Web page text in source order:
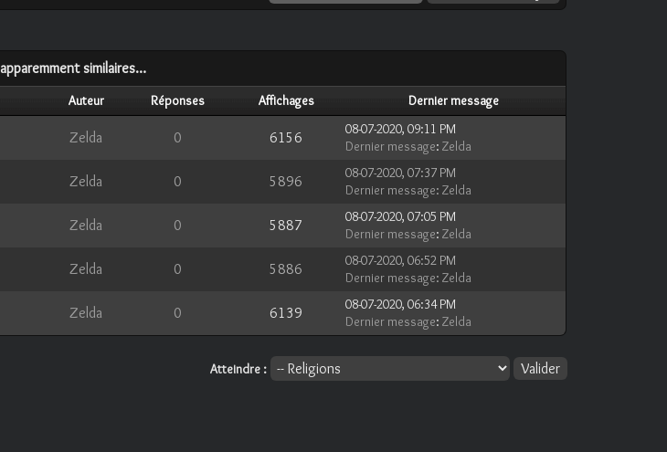
similaires…
Auteur Réponses Affichages Dernier message
Zelda 0 6156
08-07-2020, 09:11 PM
Dernier message:Zelda
Zelda 0 5896
08-07-2020, 07:37 PM
Dernier message:Zelda
Zelda 0 5887
08-07-2020, 07:05 PM
Dernier message:Zelda
Zelda 0 5886
08-07-2020, 06:52 PM
Dernier message:Zelda
Zelda 0 6139
08-07-2020, 06:34 PM
Dernier message:Zelda
Atteindre :